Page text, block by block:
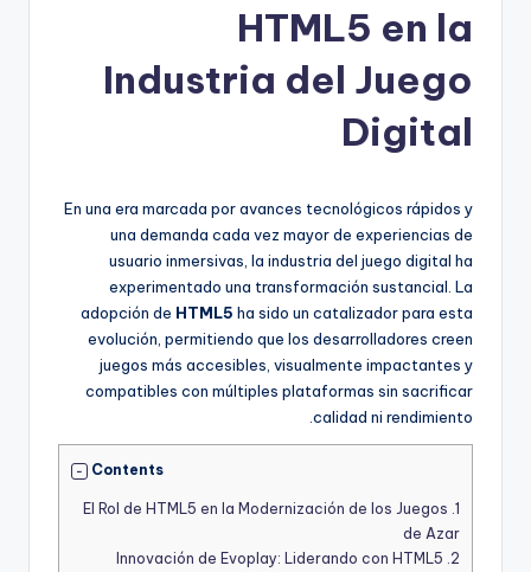
HTML5 en la
Industria del Juego
Digital
En una era marcada por avances tecnológicos rápidos y
una demanda cada vez mayor de experiencias de
usuario inmersivas, la industria del juego digital ha
experimentado una transformación sustancial. La
adopción de HTML5 ha sido un catalizador para esta
evolución, permitiendo que los desarrolladores creen
juegos más accesibles, visualmente impactantes y
compatibles con múltiples plataformas sin sacrificar
calidad ni rendimiento.
Contents
1.
El Rol de HTML5 en la Modernización de los Juegos
de Azar
2.